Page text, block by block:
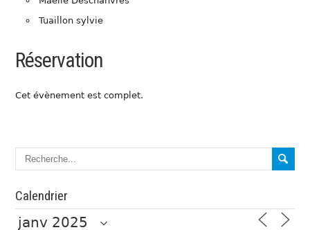
Tuaillon sylvie
Réservation
Cet évènement est complet.
Calendrier